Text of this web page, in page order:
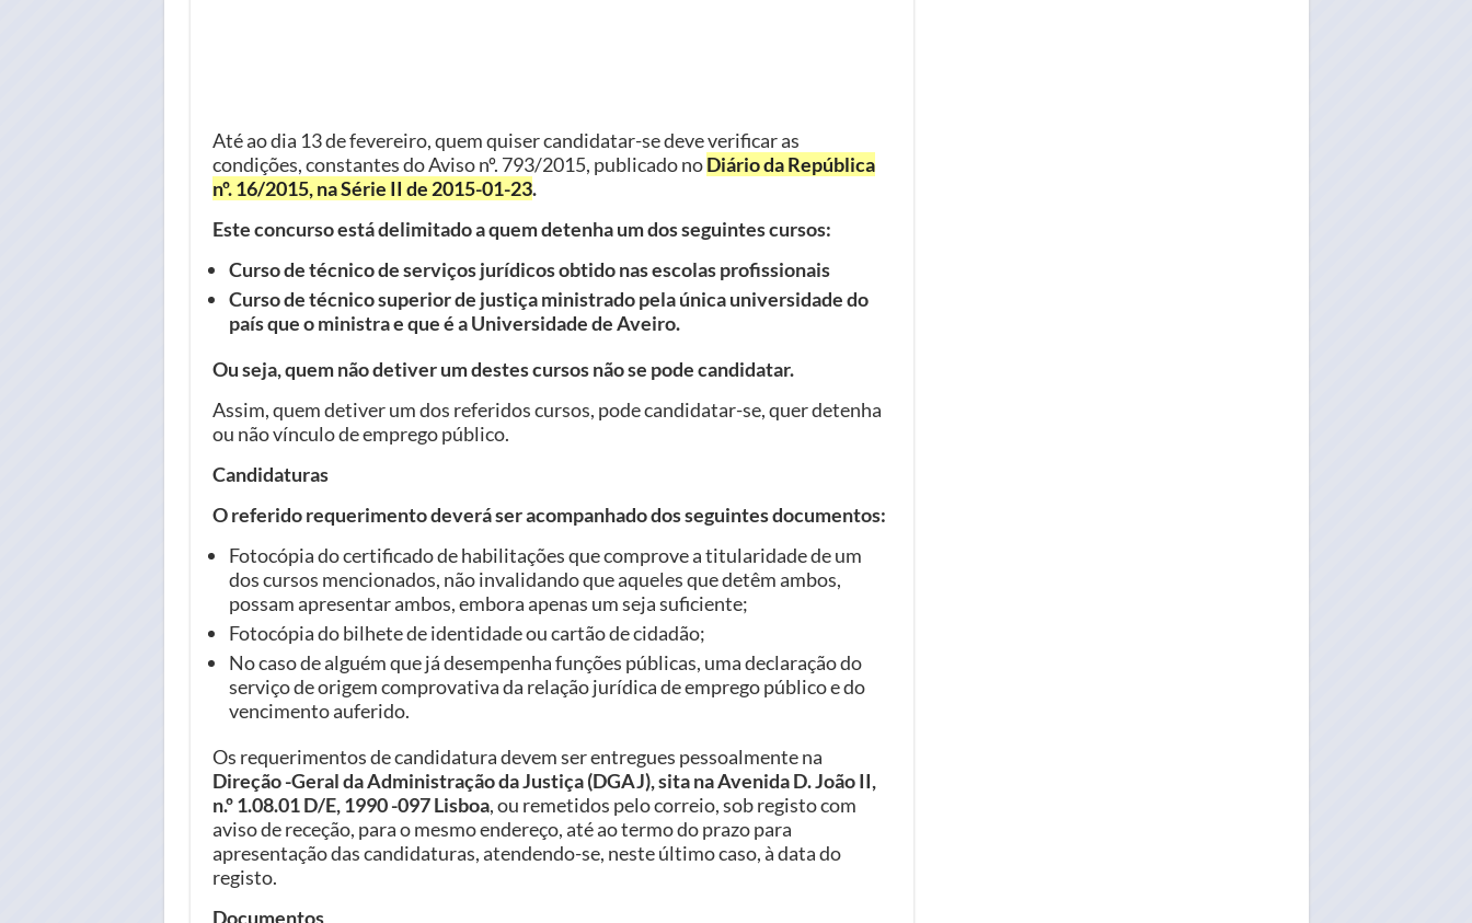
Até ao dia 13 de fevereiro, quem quiser candidatar-se deve verificar as
condições, constantes do Aviso nº. 793/2015, publicado noDiário da República
nº. 16/2015, na Série II de 2015-01-23.
Este concurso está delimitado a quem detenha um dos seguintes cursos:
Curso de técnico de serviços jurídicos obtido nas escolas profissionais
Curso de técnico superior de justiça ministrado pela única universidade do
país que o ministra e que é a Universidade de Aveiro.
Ou seja, quem não detiver um destes cursos não se pode candidatar.
Assim, quem detiver um dos referidos cursos, pode candidatar-se, quer detenha
ou não vínculo de emprego público.
Candidaturas
O referido requerimento deverá ser acompanhado dos seguintes documentos:
Fotocópia do certificado de habilitações que comprove a titularidade de um
dos cursos mencionados, não invalidando que aqueles que detêm ambos,
possam apresentar ambos, embora apenas um seja suficiente;
Fotocópia do bilhete de identidade ou cartão de cidadão;
No caso de alguém que já desempenha funções públicas, uma declaração do
serviço de origem comprovativa da relação jurídica de emprego público e do
vencimento auferido.
Os requerimentos de candidatura devem ser entregues pessoalmente na
Direção -Geral da Administração da Justiça (DGAJ), sita na Avenida D. João II,
n.º 1.08.01 D/E, 1990 -097 Lisboa, ou remetidos pelo correio, sob registo com
aviso de receção, para o mesmo endereço, até ao termo do prazo para
apresentação das candidaturas, atendendo-se, neste último caso, à data do
registo.
Documentos